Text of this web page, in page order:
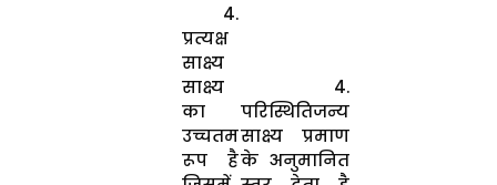
4.
प्रत्यक्ष
साक्ष्य
साक्ष्य
का
उच्चतम
रूप है
4.
परिस्थितिजन्य
साक्ष्य प्रमाण
के अनुमानित